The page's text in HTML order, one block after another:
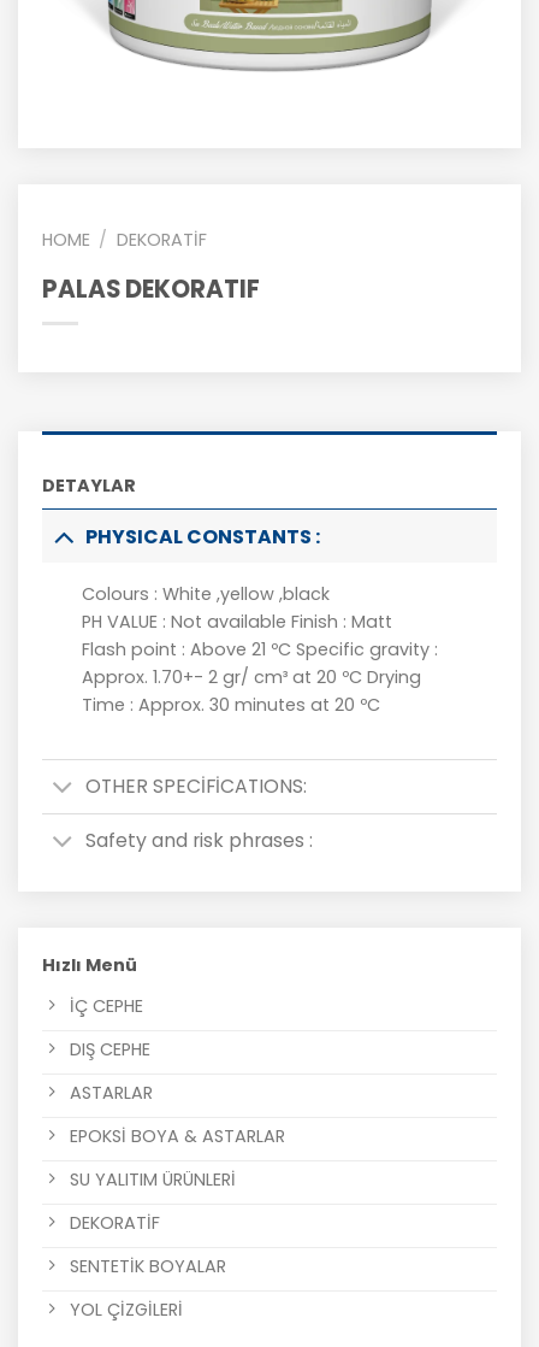
HOME / DEKORATİF
PALAS DEKORATIF
Hızlı Menü
İÇ CEPHE
DIŞ CEPHE
ASTARLAR
EPOKSİ BOYA & ASTARLAR
SU YALITIM ÜRÜNLERİ
DEKORATİF
SENTETİK BOYALAR
YOL ÇİZGİLERİ
DETAYLAR
PHYSICAL CONSTANTS :
Colours : White ,yellow ,black
PH VALUE : Not available Finish : Matt
Flash point : Above 21 ºC Specific gravity :
Approx. 1.70+- 2 gr/ cm³ at 20 ºC Drying
Time : Approx. 30 minutes at 20 ºC
OTHER SPECİFİCATIONS:
Safety and risk phrases :